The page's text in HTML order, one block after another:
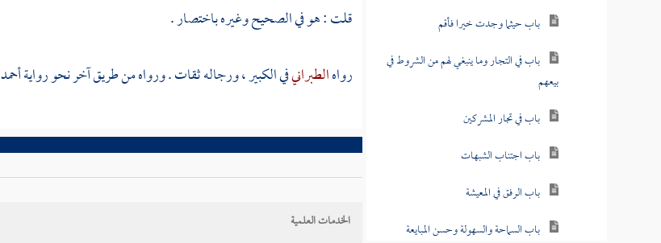
باب حيثما وجدت خيرا فأقم
باب في التجار وما ينبغي لهم من الشروط في
بيعهم
باب في تجار المشركين
باب اجتناب الشبهات
باب الرفق في المعيشة
باب السماحة والسهولة وحسن المبايعة
قلت : هو في الصحيح وغيره باختصار .
رواهالطبرانيفي الكبير ، ورجاله ثقات . ورواه من طريق آخر نحو روايةأحمد
الخدمات العلمية